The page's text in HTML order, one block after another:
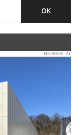
INFOMERCIAL